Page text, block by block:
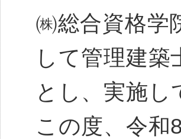
㈱総合資格学
して管理建
とし、実施
この度、令和